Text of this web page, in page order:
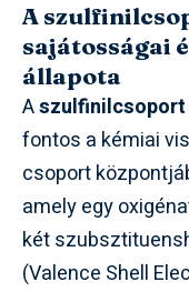
A
sajátosságai
állapota
Aszulfinilcsoport
fontos a kémiai
csoport
amely egy
két
(Valence Shell